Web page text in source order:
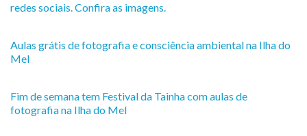
redes sociais. Confira as imagens.
Aulas grátis de fotografia e consciência ambiental na Ilha do
Mel
Fim de semana tem Festival da Tainha com aulas de
fotografia na Ilha do Mel